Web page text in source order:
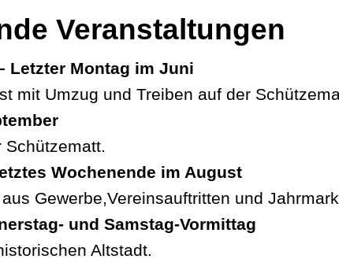
Veranstaltungen
Letzter Montag im Juni
mit Umzug und Treiben auf der
Schützematt.
Wochenende im August
Gewerbe,Vereinsauftritten und
und Samstag-Vormittag
Altstadt.